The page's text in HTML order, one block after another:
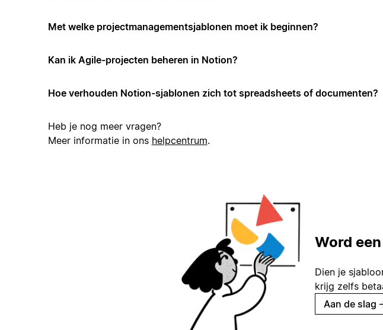
Met welke projectmanagementsjablonen moet ik beginnen?
Kan ik Agile-projecten beheren in Notion?
Hoe verhouden Notion-sjablonen zich tot spreadsheets of documenten?
Heb je nog meer vragen?
Meer informatie in ons helpcentrum.
Word
Dien je
krijg zelfs
Aan de slag